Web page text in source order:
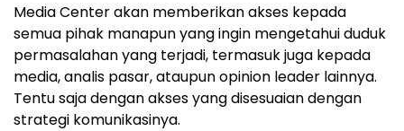
Media Center akan memberikan akses kepada
semua pihak manapun yang ingin mengetahui duduk
permasalahan yang terjadi, termasuk juga kepada
media, analis pasar, ataupun opinion leader lainnya.
Tentu saja dengan akses yang disesuaian dengan
strategi komunikasinya.